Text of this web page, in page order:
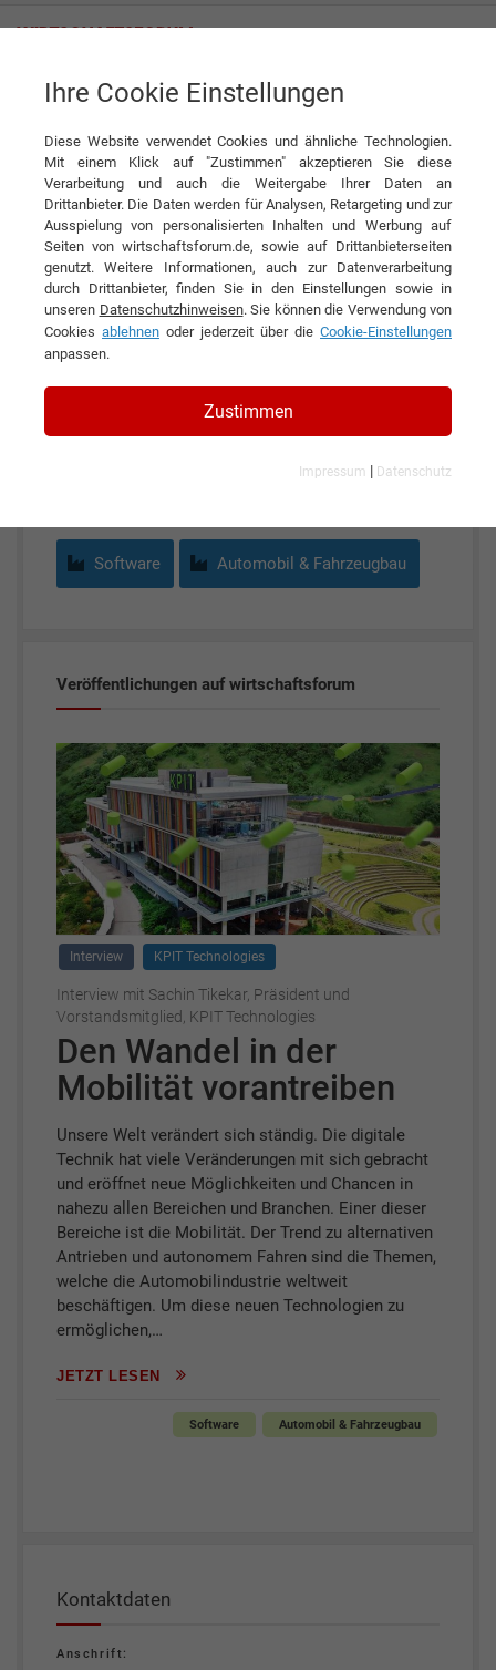
KPIT Technologies GmbH
KPIT Technologies GmbH
Software Automobil & Fahrzeugbau
Veröffentlichungen auf wirtschaftsforum
Interview KPIT Technologies
Interview mit Sachin Tikekar, Präsident und
Vorstandsmitglied, KPIT Technologies
Den Wandel in der
Mobilität vorantreiben
Unsere Welt verändert sich ständig. Die digitale
Technik hat viele Veränderungen mit sich gebracht
und eröffnet neue Möglichkeiten und Chancen in
nahezu allen Bereichen und Branchen. Einer dieser
Bereiche ist die Mobilität. Der Trend zu alternativen
Antrieben und autonomem Fahren sind die Themen,
welche die Automobilindustrie weltweit
beschäftigen. Um diese neuen Technologien zu
ermöglichen,…
JETZT LESEN
Software Automobil & Fahrzeugbau
Kontaktdaten
Anschrift:
Ihre Cookie Einstellungen
Diese Website verwendet Cookies und ähnliche Technologien.
Mit einem Klick auf "Zustimmen" akzeptieren Sie diese
Verarbeitung und auch die Weitergabe Ihrer Daten an
Drittanbieter. Die Daten werden für Analysen, Retargeting und zur
Ausspielung von personalisierten Inhalten und Werbung auf
Seiten von wirtschaftsforum.de, sowie auf Drittanbieterseiten
genutzt. Weitere Informationen, auch zur Datenverarbeitung
durch Drittanbieter, finden Sie in den Einstellungen sowie in
unseren Datenschutzhinweisen. Sie können die Verwendung von
Cookies ablehnen oder jederzeit über die Cookie-Einstellungen
anpassen.
Zustimmen
Impressum | Datenschutz